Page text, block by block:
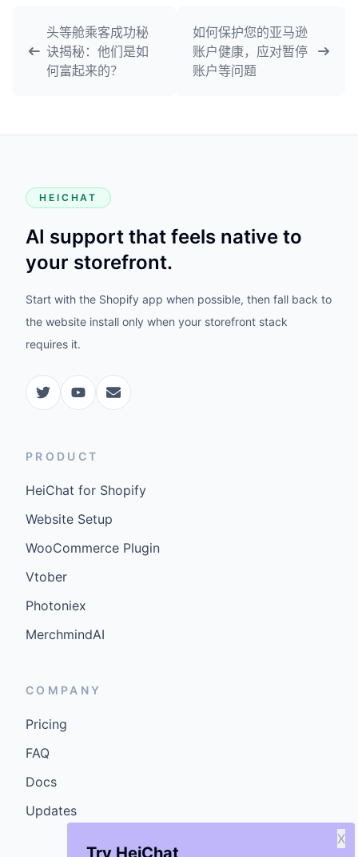
X
头等舱乘客成功秘
诀揭秘：他们是如
何富起来的？
如何保护您的亚马逊
账户健康，应对暂停
账户等问题
HEICHAT
AI support that feels native to
your storefront.
Start with the Shopify app when possible, then fall back to
the website install only when your storefront stack
requires it.
PRODUCT
HeiChat for Shopify
Website Setup
WooCommerce Plugin
Vtober
Photoniex
MerchmindAI
COMPANY
Pricing
FAQ
Docs
Updates